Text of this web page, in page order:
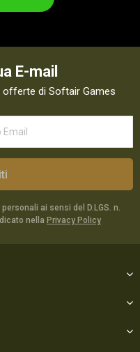
E-mail
offerte di Softair Games
ai sensi del D.LGS. n.
nella Privacy Policy